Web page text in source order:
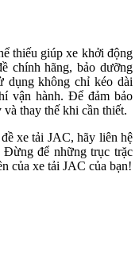
thiếu giúp xe khởi động
chính hãng, bảo dưỡng
dụng không chỉ kéo dài
vận hành. Để đảm bảo
thay thế khi cần thiết.
xe tải JAC, hãy liên hệ
để những trục trặc
của xe tải JAC của bạn!